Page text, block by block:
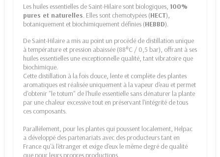
Les huiles essentielles de Saint-Hilaire sont biologiques, 100%
pures et naturelles. Elles sont chemotypées (HECT),
botaniquement et biochimiquement définies (HEBBD).
De Saint-Hilaire a mis au point un procédé de distillation unique
à température et pression abaissée (88°C / 0,5 bar), offrant à ses
huiles essentielles une exceptionnelle qualité, tant vibratoire que
biochimique.
Cette distillation à la fois douce, lente et complète des plantes
aromatiques est réalisée uniquement à la vapeur d'eau et permet
d'obtenir "le totum" de l'huile essentielle sans dénaturer la plante
par une chaleur excessive tout en préservant l'intégrité de tous
ces composants.
Parallèlement, pour les plantes qui poussent localement, Helpac
a développé des partenariats avec des producteurs tant en
France qu'à l'étranger et exige d'eux le même degré de qualité